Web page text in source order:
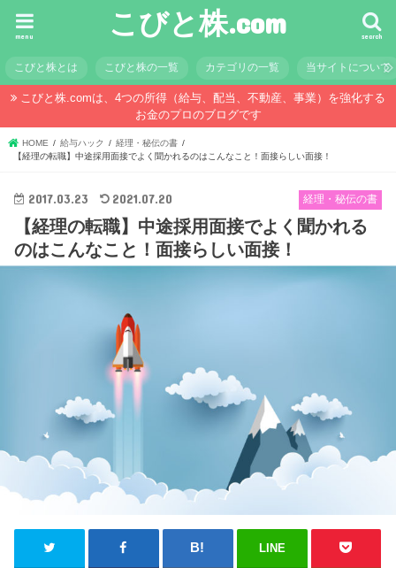
こびと株.com search
menu
こびと株とは こびと株の一覧 カテゴリの一覧 当サイトについて
こびと株.comは、4つの所得（給与、配当、不動産、事業）を強化する
お金のプロのブログです
HOME 給与ハック
経理・秘伝の書
【経理の転職】中途採用面接でよく聞かれるのはこんなこと！面接らしい面接！
経理・秘伝の書
2017.03.23 2021.07.20
【経理の転職】中途採用面接でよく聞かれる
のはこんなこと！面接らしい面接！
LINE